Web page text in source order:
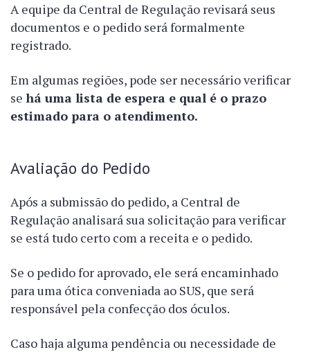
A equipe da Central de Regulação revisará seus
documentos e o pedido será formalmente
registrado.
Em algumas regiões, pode ser necessário verificar
se há uma lista de espera e qual é o prazo
estimado para o atendimento.
Avaliação do Pedido
Após a submissão do pedido, a Central de
Regulação analisará sua solicitação para verificar
se está tudo certo com a receita e o pedido.
Se o pedido for aprovado, ele será encaminhado
para uma ótica conveniada ao SUS, que será
responsável pela confecção dos óculos.
Caso haja alguma pendência ou necessidade de